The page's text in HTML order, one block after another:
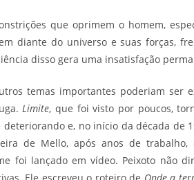
que oprimem o homem,
diante do universo e suas forças,
disso gera uma insatisfação
temas importantes poderiam ser
Limite, que foi visto por poucos,
e, no início da década de
de Mello, após anos de trabalho,
foi lançado em vídeo. Peixoto não